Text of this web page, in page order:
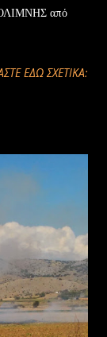
από
ΕΔΩ ΣΧΕΤΙΚΑ: